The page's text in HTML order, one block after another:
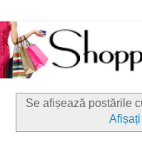
Se afișează postările